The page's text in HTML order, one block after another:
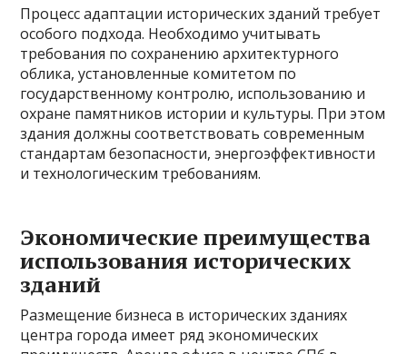
Процесс адаптации исторических зданий требует
особого подхода. Необходимо учитывать
требования по сохранению архитектурного
облика, установленные комитетом по
государственному контролю, использованию и
охране памятников истории и культуры. При этом
здания должны соответствовать современным
стандартам безопасности, энергоэффективности
и технологическим требованиям.
Экономические преимущества
использования исторических
зданий
Размещение бизнеса в исторических зданиях
центра города имеет ряд экономических